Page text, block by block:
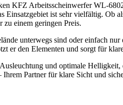
KFZ Arbeitsscheinwerfer WL-
Einsatzgebiet ist sehr vielfältig.
einem geringen Preis.
unterwegs sind oder einfach
er den Elementen und sorgt für
und optimale
Partner für klare Sicht und